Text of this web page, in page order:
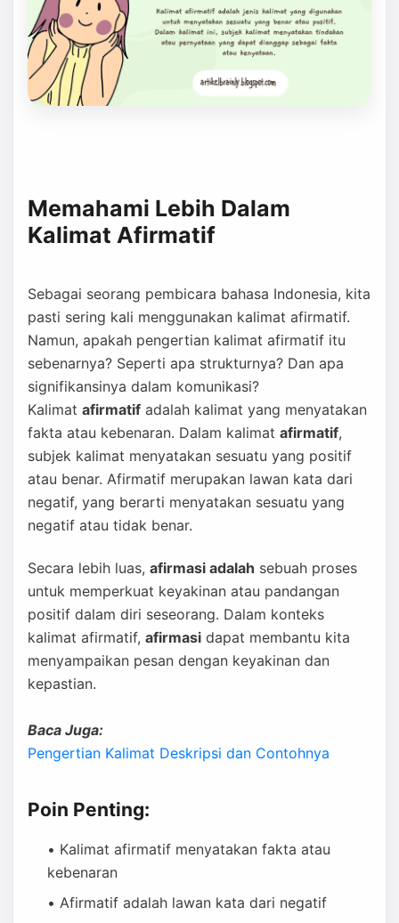
Memahami Lebih Dalam
Kalimat Afirmatif
Sebagai seorang pembicara bahasa Indonesia, kita
pasti sering kali menggunakan kalimat afirmatif.
Namun, apakah pengertian kalimat afirmatif itu
sebenarnya? Seperti apa strukturnya? Dan apa
signifikansinya dalam komunikasi?
Kalimat afirmatif adalah kalimat yang menyatakan
fakta atau kebenaran. Dalam kalimat afirmatif,
subjek kalimat menyatakan sesuatu yang positif
atau benar. Afirmatif merupakan lawan kata dari
negatif, yang berarti menyatakan sesuatu yang
negatif atau tidak benar.
Secara lebih luas, afirmasi adalah sebuah proses
untuk memperkuat keyakinan atau pandangan
positif dalam diri seseorang. Dalam konteks
kalimat afirmatif, afirmasi dapat membantu kita
menyampaikan pesan dengan keyakinan dan
kepastian.
Baca Juga:
Pengertian Kalimat Deskripsi dan Contohnya
Poin Penting:
Kalimat afirmatif menyatakan fakta atau
kebenaran
Afirmatif adalah lawan kata dari negatif